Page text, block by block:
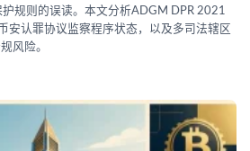
规则的误读。本文分析ADGM DPR 2021
安认罪协议监察程序状态，以及多司法辖区
风险。